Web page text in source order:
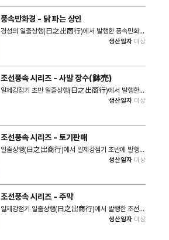
엽서는 단순한 의사소통 도구를 넘어서 당대의 관점과
사회문화적 맥락을 반영한 역사적 기록입니다. 특히 19
세기 후반부터 일제강점기를 거쳐 제작·유통된 엽서는
근대 한반도의 자연경관과 도시문화, 사회적 지형을 시
각적으로 포착한 귀중한 역사적 자료라 할 수 있습니다.
이처럼 사료적 가치가 높은 엽서에 대한 각 기관과 개인
그림엽서의 개념과 유형을 정의하고, 주요 엽서 소장 기
관의 현황을 분석하여 디지털 아카이브 구축의 필요성을
검토했습니다. 나아가 사진그림엽서만을 위한 다중분류
체계를 제안하기 위해 ISAD(G) 기준에 따른 메타데이
카이브 체계를 구현하여 각종 서비스 페이지를 제안하고
폭넓은 활용 전략을 제안합니다. Ⅰ. 서론 1 1. 연구목적
과 필요성 1 2. 선행연구 분석 3 3. 연구범위와 방법 7
Ⅱ. 사진그림엽서의 개념과 아카이브 필요성 9 1. 사진그
림엽서에 대한 분석 9 1) 사진그림엽서의 개념 9 2) 엽
그림엽서 아카이브의 현황과 특징 18 1. 국내 사례 18
1) 국립중앙박물관(e뮤지엄) 18 2) 국사편찬위원회 22
3) 동아대학교 역사인문이미지연구소 25 2. 국외 사례
28 1) 국제일본문화연구센터 조선사진그림엽서데이터
베이스 28 2) 유로피아나 32 3) 뉴베리 도서관 엽서
풍속만화경 - 닭 파는 상인
경성의 일출상행(日之出商行)에서 발행한 풍속만화경
(風俗萬華鏡) 14매 세트 중 닭 파는 상인의 모습이 수
생산일자 미상
조선풍속 시리즈 - 사발 장수(鉢売)
일제강점기 초반 일출상행(日之出商行)에서 발행한
조선풍속 사진그림엽서 시리즈 중 사발 장수(鉢売) 모
생산일자 미상
조선풍속 시리즈 - 토기판매
일출상행(日之出商行)에서 일제강점기 초반에 발행한
것으로 추정되는 조선풍소 사진그림엽서 시리즈 중 토기
이 특징이다.
생산일자 미상
조선풍속 시리즈 - 주막
일제강점기 일출상행(日之出商行)에서 발행한 조선풍
속 사진그림엽서 시리즈 중 'イ 379'에 해당하는 조선
생산일자 미상